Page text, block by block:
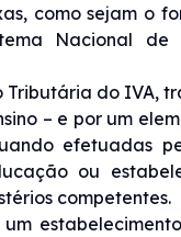
como sejam o
Nacional de
Tributária do IVA,
– e por um
efetuadas
ou
competentes.